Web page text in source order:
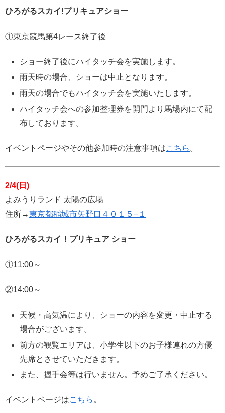
ひろがるスカイ!プリキュアショー
①東京競馬第4レース終了後
ショー終了後にハイタッチ会を実施します。
雨天時の場合、ショーは中止となります。
雨天の場合でもハイタッチ会を実施いたします。
ハイタッチ会への参加整理券を開門より馬場内にて配
布しております。
イベントページやその他参加時の注意事項はこちら 。
2/4(日)
よみうりランド 太陽の広場
住所→東京都稲城市矢野口４０１５−１
ひろがるスカイ！プリキュア ショー
①11:00～
②14:00～
天候・高気温により、ショーの内容を変更・中止する
場合がございます。
前方の観覧エリアは、小学生以下のお子様連れの方優
先席とさせていただきます。
また、握手会等は行いません。予めご了承ください。
イベントページはこちら 。